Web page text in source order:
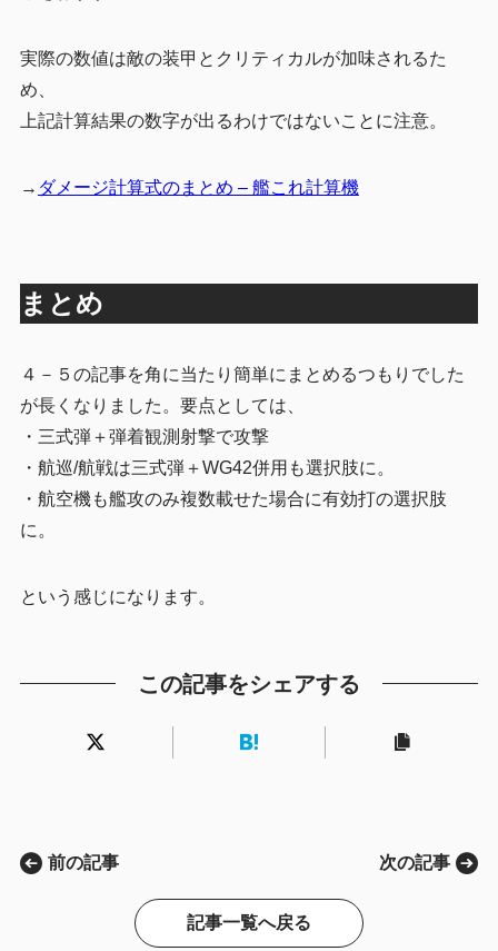
実際の数値は敵の装甲とクリティカルが加味されるた
め、
上記計算結果の数字が出るわけではないことに注意。
→ ダメージ計算式のまとめ – 艦これ計算機
まとめ
４－５の記事を角に当たり簡単にまとめるつもりでした
が長くなりました。要点としては、
・三式弾＋弾着観測射撃で攻撃
・航巡/航戦は三式弾＋WG42併用も選択肢に。
・航空機も艦攻のみ複数載せた場合に有効打の選択肢
に。
という感じになります。
この記事をシェアする
前の記事
記事一覧へ戻る
次の記事